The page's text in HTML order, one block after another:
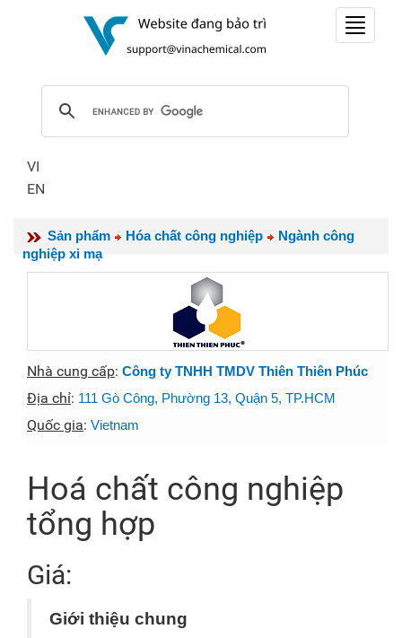
Toggle
VI
EN
Sản phẩm Hóa chất công nghiệp
Ngành công
nghiệp xi mạ
Nhà cung cấp: Công ty TNHH TMDV Thiên Thiên Phúc
Địa chỉ: 111 Gò Công, Phường 13, Quận 5, TP.HCM
Quốc gia: Vietnam
Hoá chất công nghiệp
tổng hợp
Giá:
Giới thiệu chung